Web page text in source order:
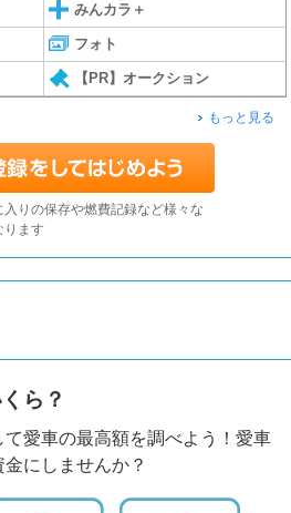
みんカラ＋
フォト
【PR】オークション
もっと見る
入りの保存や燃費記録など様々な
ります
ら？
愛車の最高額を調べよう！愛車
にしませんか？